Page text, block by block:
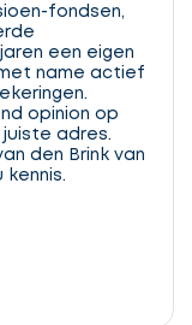
fondsen,
een eigen
name actief
opinion op
adres.
den Brink van